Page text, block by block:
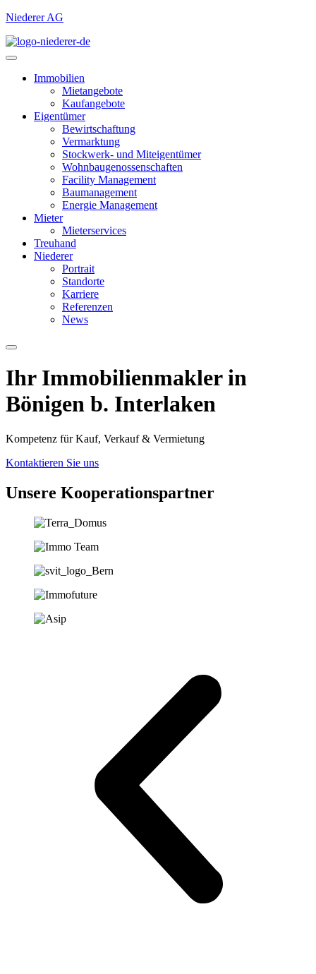
Niederer AG
Immobilien
Mietangebote
Kaufangebote
Eigentümer
Bewirtschaftung
Vermarktung
Stockwerk- und Miteigentümer
Wohnbaugenossenschaften
Facility Management
Baumanagement
Energie Management
Mieter
Mieterservices
Treuhand
Niederer
Portrait
Standorte
Karriere
Referenzen
News
Ihr Immobilien­­­makler in
Bönigen b. Interlaken
Kompetenz für Kauf, Verkauf & Vermietung
Kontaktieren Sie uns
Unsere Koopera­tions­partner